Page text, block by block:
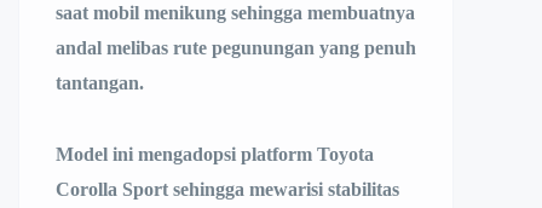
saat mobil menikung sehingga membuatnya
andal melibas rute pegunungan yang penuh
tantangan.
Model ini mengadopsi platform Toyota
Corolla Sport sehingga mewarisi stabilitas